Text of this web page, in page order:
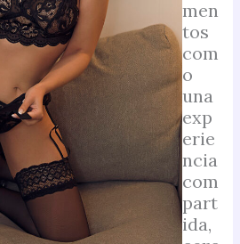
men
tos
com
o
una
exp
erie
ncia
com
part
ida,